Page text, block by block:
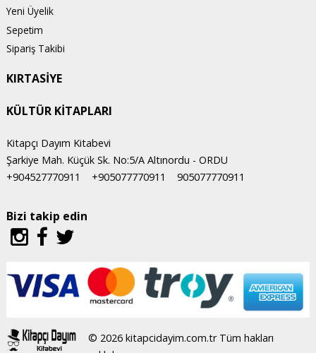
Yeni Üyelik
Sepetim
Sipariş Takibi
KIRTASİYE
KÜLTÜR KİTAPLARI
Kitapçı Dayım Kitabevi
Şarkiye Mah. Küçük Sk. No:5/A Altınordu - ORDU
+904527770911
+905077770911 905077770911
Bizi takip edin
© 2026 kitapcidayim.com.tr Tüm hakları